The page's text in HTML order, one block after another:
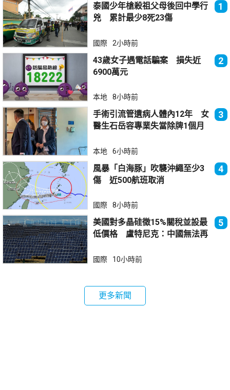
泰國少年槍殺祖父母後回中學行
兇 累計最少8死23傷
1
國際 2小時前
43歲女子遇電話騙案 損失近
6900萬元
2
本地 8小時前
手術引流管遺病人體內12年 女
醫生石岳容專業失當除牌1個月
3
本地 6小時前
風暴「白海豚」吹襲沖繩至少3
傷 近500航班取消
4
國際 8小時前
美國對多晶硅徵15%關稅並設最
低價格 盧特尼克：中國無法再
5
國際 10小時前
更多新聞